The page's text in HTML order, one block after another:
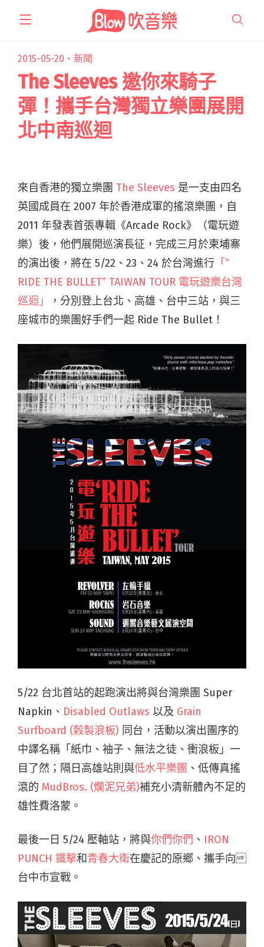
2015-05-20・ 新聞
The Sleeves 邀你來騎子
彈！攜手台灣獨立樂團展開
北中南巡迴
來自香港的獨立樂團 The Sleeves 是一支由四名
英國成員在 2007 年於香港成軍的搖滾樂團，自
2011 年發表首張專輯《Arcade Rock》（電玩遊
樂）後，他們展開巡演長征，完成三月於柬埔寨
的演出後，將在 5/22、23、24 於台灣進行 「”
RIDE THE BULLET” TAIWAN TOUR 電玩遊樂台灣
巡迴」
，分別登上台北、高雄、台中三站，與三
座城市的樂團好手們一起 Ride The Bullet！
5/22 台北首站的起跑演出將與台灣樂團 Super
Napkin、 Disabled Outlaws 以及 Grain
Surfboard (榖製浪板) 同台，活動以演出團序的
中譯名稱「紙巾、袖子、無法之徒、衝浪板」一
目了然；隔日高雄站則與低水平樂團 、低傳真搖
滾的 MudBros. (爛泥兄弟)補充小清新體內不足的
雄性費洛蒙。
最後一日 5/24 壓軸站，將與你們你們 、 IRON
PUNCH 鐵擊和青春大衛在慶記的原鄉、攜手向
台中市宣戰。